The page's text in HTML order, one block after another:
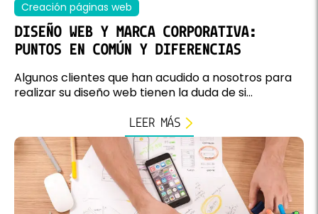
Creación páginas web
DISEÑO WEB Y MARCA CORPORATIVA:
PUNTOS EN COMÚN Y DIFERENCIAS
Algunos clientes que han acudido a nosotros para
realizar su diseño web tienen la duda de si...
LEER MÁS